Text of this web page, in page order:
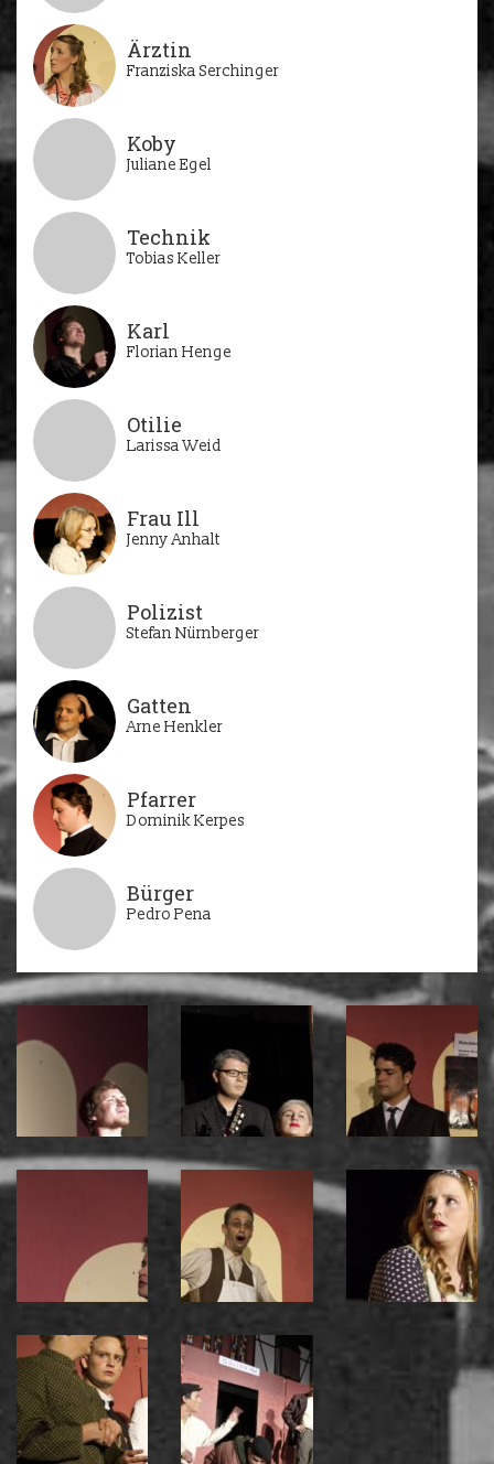
Ärztin
Franziska Serchinger
Koby
Juliane Egel
Technik
Tobias Keller
Karl
Florian Henge
Otilie
Larissa Weid
Frau Ill
Jenny Anhalt
Polizist
Stefan Nürnberger
Gatten
Arne Henkler
Pfarrer
Dominik Kerpes
Bürger
Pedro Pena